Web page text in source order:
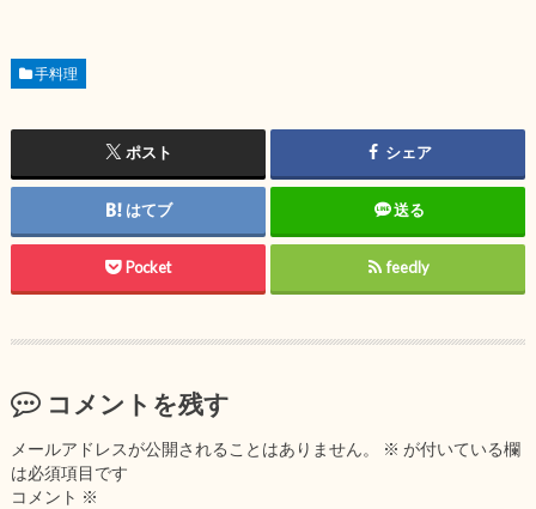
手料理
ポスト シェア
はてブ 送る
Pocket feedly
コメントを残す
メールアドレスが公開されることはありません。 ※ が付いている欄
は必須項目です
コメント ※